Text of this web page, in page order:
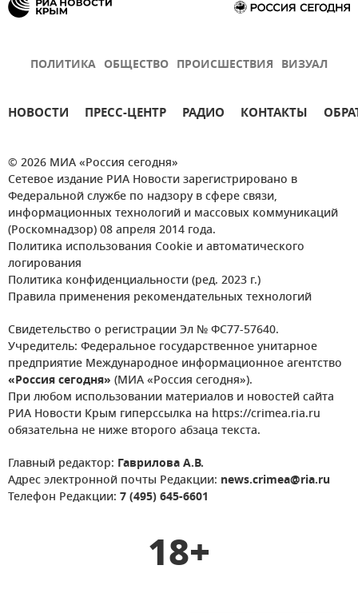
ПОЛИТИКА ОБЩЕСТВО ПРОИСШЕСТВИЯ ВИЗУАЛ
НОВОСТИ ПРЕСС-ЦЕНТР РАДИО КОНТАКТЫ
© 2026 МИА «Россия сегодня»
Сетевое издание РИА Новости зарегистрировано в
Федеральной службе по надзору в сфере связи,
информационных технологий и массовых коммуникаций
(Роскомнадзор) 08 апреля 2014 года.
Политика использования Cookie и автоматического
логирования
Политика конфиденциальности (ред. 2023 г.)
Правила применения рекомендательных технологий
Свидетельство о регистрации Эл № ФС77-57640.
Учредитель: Федеральное государственное унитарное
предприятие Международное информационное агентство
«Россия сегодня» (МИА «Россия сегодня»).
При любом использовании материалов и новостей сайта
РИА Новости Крым гиперссылка на https://crimea.ria.ru
обязательна не ниже второго абзаца текста.
Главный редактор: Гаврилова А.В.
Адрес электронной почты Редакции: news.crimea@ria.ru
Телефон Редакции: 7 (495) 645-6601
18+